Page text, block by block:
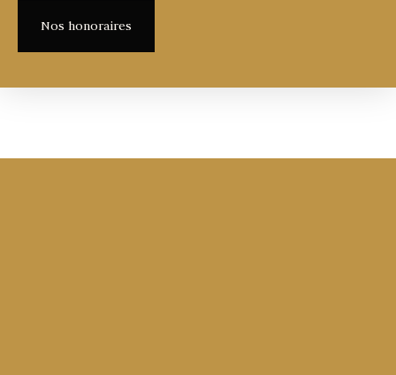
Nos honoraires